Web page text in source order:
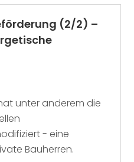
(2/2) –
unter anderem die
- eine
Bauherren.